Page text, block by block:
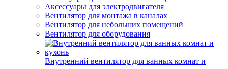
Аксессуары для электродвигателя
Вентилятор для монтажа в каналах
Вентилятор для небольших помещений
Вентилятор для оборудования
Внутренний вентилятор для ванных комнат и